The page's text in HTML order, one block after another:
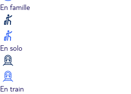
En famille
En solo
En train